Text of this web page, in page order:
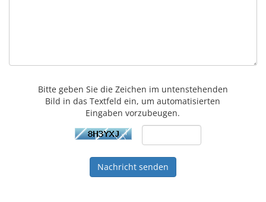
Bitte geben Sie die Zeichen im untenstehenden
Bild in das Textfeld ein, um automatisierten
Eingaben vorzubeugen.
Nachricht senden